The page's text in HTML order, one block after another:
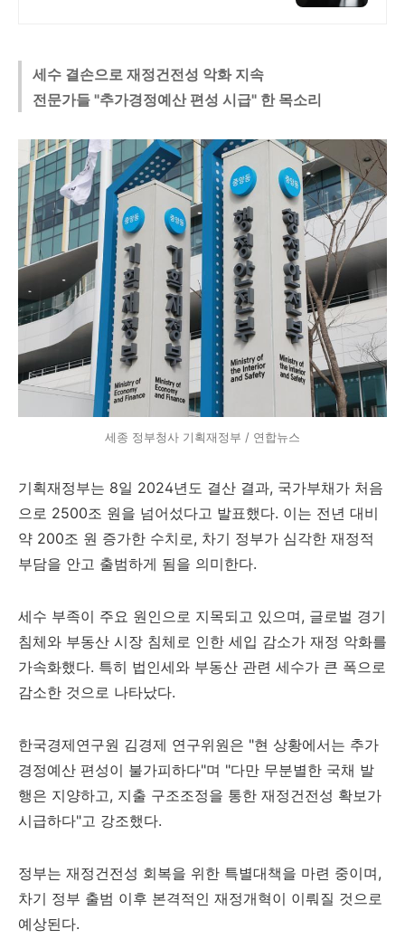
세수 결손으로 재정건전성 악화 지속
전문가들 "추가경정예산 편성 시급" 한 목소리
세종 정부청사 기획재정부 / 연합뉴스
기획재정부는 8일 2024년도 결산 결과, 국가부채가 처음
으로 2500조 원을 넘어섰다고 발표했다. 이는 전년 대비
약 200조 원 증가한 수치로, 차기 정부가 심각한 재정적
부담을 안고 출범하게 됨을 의미한다.
세수 부족이 주요 원인으로 지목되고 있으며, 글로벌 경기
침체와 부동산 시장 침체로 인한 세입 감소가 재정 악화를
가속화했다. 특히 법인세와 부동산 관련 세수가 큰 폭으로
감소한 것으로 나타났다.
한국경제연구원 김경제 연구위원은 "현 상황에서는 추가
경정예산 편성이 불가피하다"며 "다만 무분별한 국채 발
행은 지양하고, 지출 구조조정을 통한 재정건전성 확보가
시급하다"고 강조했다.
정부는 재정건전성 회복을 위한 특별대책을 마련 중이며,
차기 정부 출범 이후 본격적인 재정개혁이 이뤄질 것으로
예상된다.